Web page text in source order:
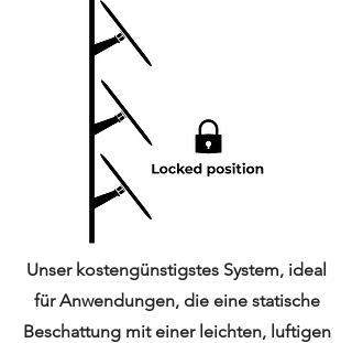
Unser kostengünstigstes System, ideal
für Anwendungen, die eine statische
Beschattung mit einer leichten, luftigen